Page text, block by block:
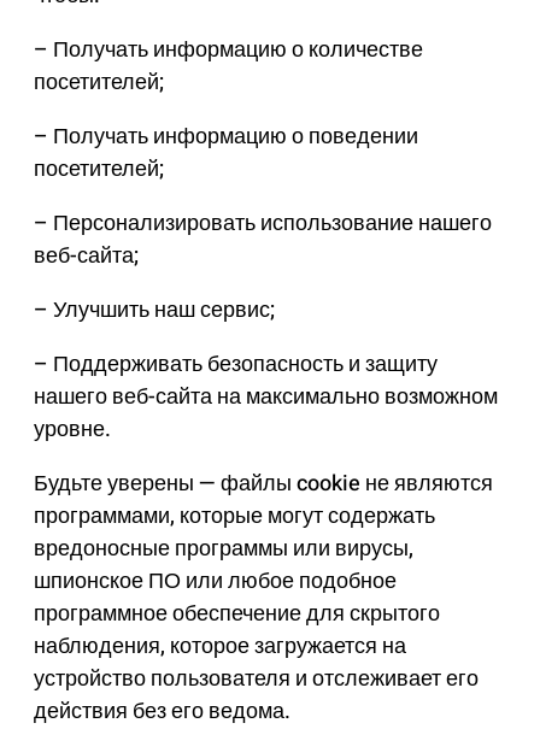
– Получать информацию о количестве
посетителей;
– Получать информацию о поведении
посетителей;
– Персонализировать использование нашего
веб-сайта;
– Улучшить наш сервис;
– Поддерживать безопасность и защиту
нашего веб-сайта на максимально возможном
уровне.
Будьте уверены — файлы cookie не являются
программами, которые могут содержать
вредоносные программы или вирусы,
шпионское ПО или любое подобное
программное обеспечение для скрытого
наблюдения, которое загружается на
устройство пользователя и отслеживает его
действия без его ведома.